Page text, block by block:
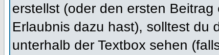
erstellst (oder den ersten
Erlaubnis dazu hast), solltest du
unterhalb der Textbox sehen